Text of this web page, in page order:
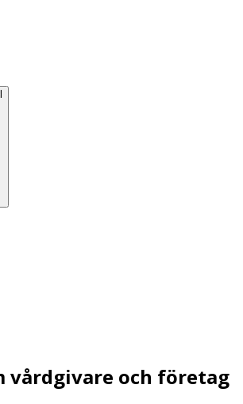
vårdgivare och företag